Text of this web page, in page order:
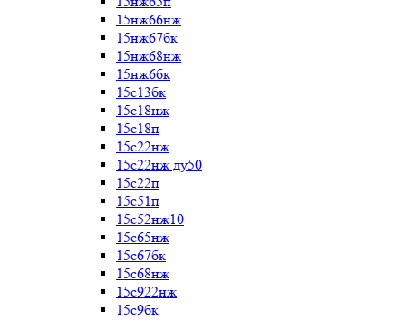
15нж66нж
15нж67бк
15нж68нж
15нж6бк
15с13бк
15с18нж
15с18п
15с22нж
15с22нж ду50
15с22п
15с51п
15с52нж10
15с65нж
15с67бк
15с68нж
15с922нж
15с9бк